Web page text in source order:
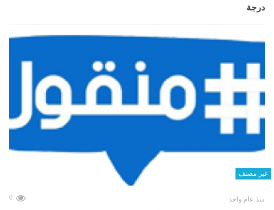
درجة
غير مصنف
منذ عام واحد 0